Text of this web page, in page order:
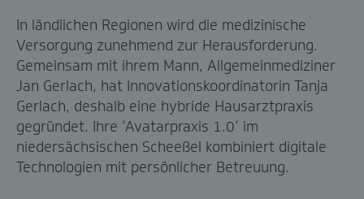
In ländlichen Regionen wird die medizinische
Versorgung zunehmend zur Herausforderung.
Gemeinsam mit ihrem Mann, Allgemeinmediziner
Jan Gerlach, hat Innovationskoordinatorin Tanja
Gerlach, deshalb eine hybride Hausarztpraxis
gegründet. Ihre ‘Avatarpraxis 1.0‘ im
niedersächsischen Scheeßel kombiniert digitale
Technologien mit persönlicher Betreuung.